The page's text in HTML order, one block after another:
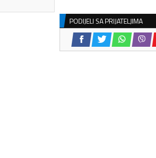
PODIJELI SA PRIJATELJIMA